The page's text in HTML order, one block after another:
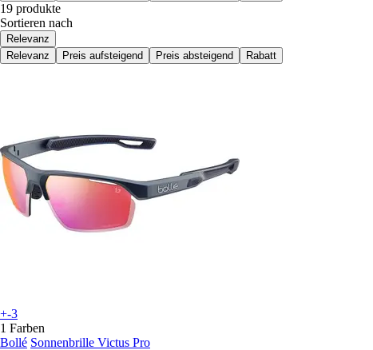
19 produkte
Sortieren nach
Relevanz
Relevanz
Preis aufsteigend Preis absteigend Rabatt
+-3
1 Farben
Bollé Sonnenbrille Victus Pro